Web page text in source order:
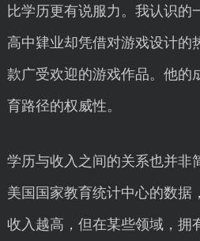
比学历更有说服力。我认识的
高中肄业却凭借对游戏设计的
款广受欢迎的游戏作品。他的
育路径的权威性。
学历与收入之间的关系也并非
美国国家教育统计中心的数据
收入越高，但在某些领域，拥